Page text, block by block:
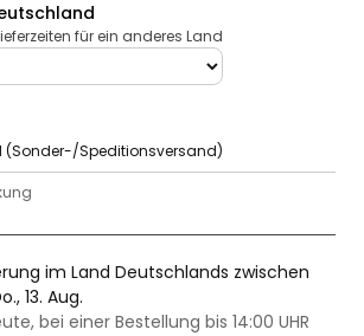
für ein anderes Land
Speditionsversand)
im Land Deutschlands zwischen
13. Aug.
bei einer Bestellung bis 14:00 UHR